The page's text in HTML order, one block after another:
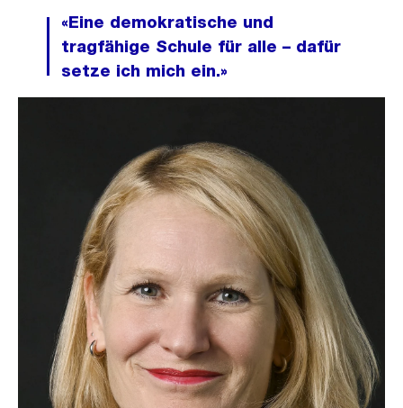
«Eine demokratische und
tragfähige Schule für alle – dafür
setze ich mich ein.»